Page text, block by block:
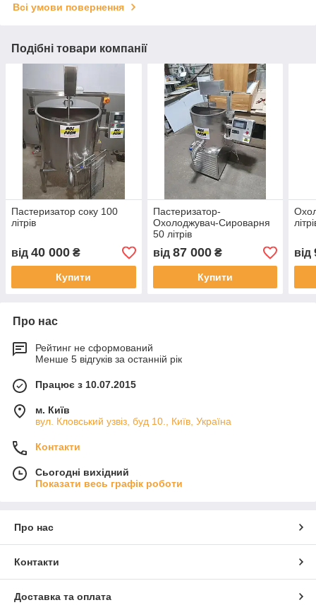
Всі умови повернення
Подібні товари компанії
Пастеризатор соку 100
літрів
від 40 000 ₴
Купити
Пастеризатор-
Охолоджувач-Сироварня
50 літрів
від 87 000₴
Купити
від
Про нас
Рейтинг не сформований
Менше 5 відгуків за останній рік
Працює з 10.07.2015
м. Київ
вул. Кловський узвіз, буд 10., Київ, Україна
Контакти
Сьогодні вихідний
Показати весь графік роботи
Про нас
Контакти
Доставка та оплата